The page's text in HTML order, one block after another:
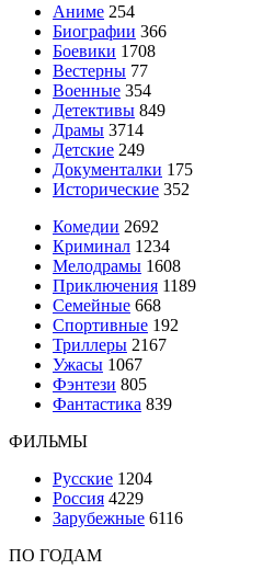
Аниме 254
Биографии 366
Боевики 1708
Вестерны 77
Военные 354
Детективы 849
Драмы 3714
Детские 249
Документалки 175
Исторические 352
Комедии 2692
Криминал 1234
Мелодрамы 1608
Приключения 1189
Семейные 668
Спортивные 192
Триллеры 2167
Ужасы 1067
Фэнтези 805
Фантастика 839
ФИЛЬМЫ
Русские 1204
Россия 4229
Зарубежные 6116
ПО ГОДАМ